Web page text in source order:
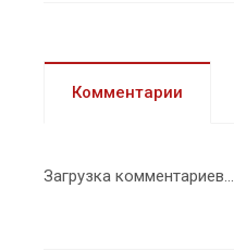
Комментарии
Загрузка комментариев...